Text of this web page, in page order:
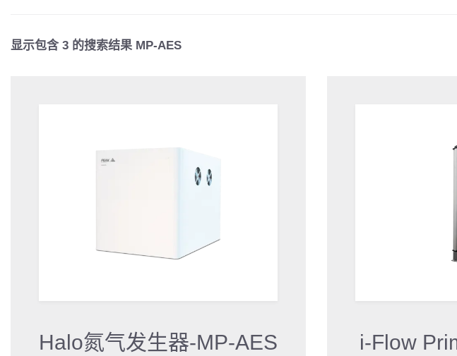
显示包含 3 的搜索结果 MP-AES
Halo氮气发生器-MP-AES
i-Flow